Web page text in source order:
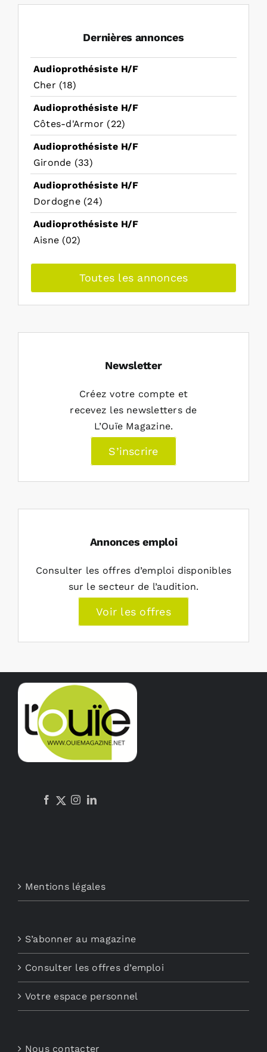
Dernières annonces
Audioprothésiste H/F
Cher (18)
Audioprothésiste H/F
Côtes-d'Armor (22)
Audioprothésiste H/F
Gironde (33)
Audioprothésiste H/F
Dordogne (24)
Audioprothésiste H/F
Aisne (02)
Toutes les annonces
Newsletter
Créez votre compte et
recevez les newsletters de
L’Ouïe Magazine.
S’inscrire
Annonces emploi
Consulter les offres d’emploi disponibles
sur le secteur de l’audition.
Voir les offres
Mentions légales
S’abonner au magazine
Consulter les offres d’emploi
Votre espace personnel
Nous contacter